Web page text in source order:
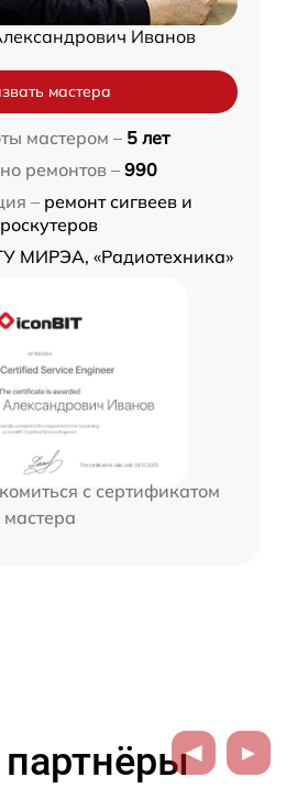
Иванов
мастера
мастером – 5 лет
ремонтов – 990
– ремонт сигвеев и
МИРЭА, «Радиотехника»
с сертификатом
мастера